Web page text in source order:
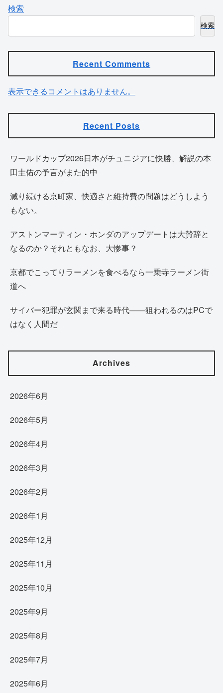
検索
検索
Recent Comments
表示できるコメントはありません。
Recent Posts
ワールドカップ2026日本がチュニジアに快勝、解説の本
田圭佑の予言がまた的中
減り続ける京町家、快適さと維持費の問題はどうしよう
もない。
アストンマーティン・ホンダのアップデートは大賛辞と
なるのか？それともなお、大惨事？
京都でこってりラーメンを食べるなら一乗寺ラーメン街
道へ
サイバー犯罪が玄関まで来る時代——狙われるのはPCで
はなく人間だ
Archives
2026年6月
2026年5月
2026年4月
2026年3月
2026年2月
2026年1月
2025年12月
2025年11月
2025年10月
2025年9月
2025年8月
2025年7月
2025年6月